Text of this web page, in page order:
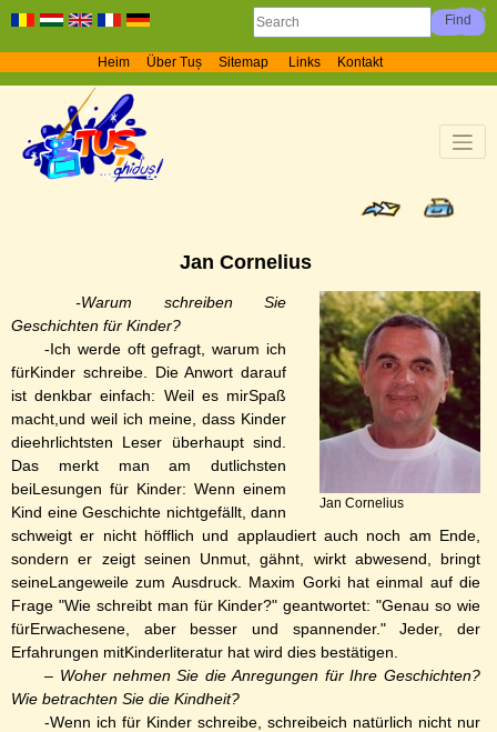
Heim Über Tuș Sitemap Links Kontakt
Jan Cornelius
Jan Cornelius
-Warum schreiben Sie
Geschichten für Kinder?
-Ich werde oft gefragt, warum ich
fürKinder schreibe. Die Anwort darauf
ist denkbar einfach: Weil es mirSpaß
macht,und weil ich meine, dass Kinder
dieehrlichtsten Leser überhaupt sind.
Das merkt man am dutlichsten
beiLesungen für Kinder: Wenn einem
Kind eine Geschichte nichtgefällt, dann
schweigt er nicht höfflich und applaudiert auch noch am Ende,
sondern er zeigt seinen Unmut, gähnt, wirkt abwesend, bringt
seineLangeweile zum Ausdruck. Maxim Gorki hat einmal auf die
Frage "Wie schreibt man für Kinder?" geantwortet: "Genau so wie
fürErwachesene, aber besser und spannender." Jeder, der
Erfahrungen mitKinderliteratur hat wird dies bestätigen.
– Woher nehmen Sie die Anregungen für Ihre Geschichten?
Wie betrachten Sie die Kindheit?
-Wenn ich für Kinder schreibe, schreibeich natürlich nicht nur